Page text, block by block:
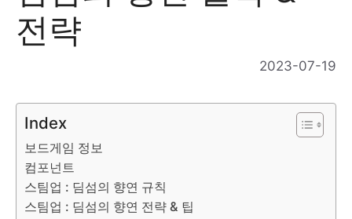
전략
2023-07-19
Index
보드게임 정보
컴포넌트
스팀업 : 딤섬의 향연 규칙
스팀업 : 딤섬의 향연 전략 & 팁